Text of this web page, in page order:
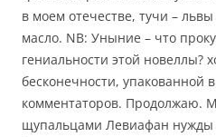
в моем отечестве, тучи –
масло. NB: Уныние – что
гениальности этой новеллы?
бесконечности, упакованной
комментаторов. Продолжаю.
щупальцами Левиафан нужды